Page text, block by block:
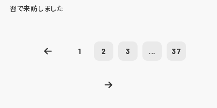
習で来訪しました
1 2 3 ... 37